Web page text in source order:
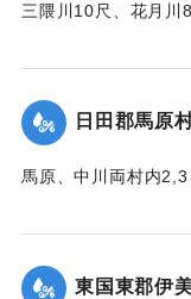
防組合はほとんど全
宵警戒を続けた。21
たが、下毛郡平坦部
の被害はほとんどな
｜固有コード:
三隈川10尺、花月川
た。
【出典：大分新聞 大
｜固有コード:00275057
日田郡馬原
馬原、中川両村内2,3
通が途絶、詳細を知
【出典：大分新聞 大
東国東郡伊